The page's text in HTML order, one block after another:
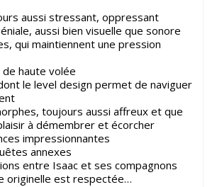
aussi stressant, oppressant
aussi bien visuelle que sonore
qui maintiennent une pression
haute volée
le level design permet de naviguer
toujours aussi affreux et que
à démembrer et écorcher
impressionnantes
annexes
entre Isaac et ses compagnons
originelle est respectée…